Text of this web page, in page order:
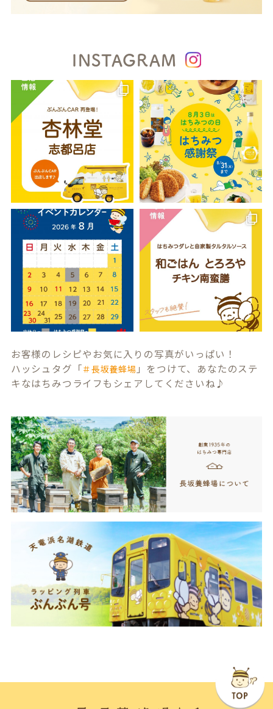
INSTAGRAM
お客様のレシピやお気に入りの写真がいっぱい！
ハッシュタグ「＃長坂養蜂場 」をつけて、あなたのステ
キなはちみつライフもシェアしてくださいね♪